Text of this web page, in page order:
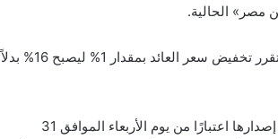
مصر» الحالية.
وفيما يخص شهادة «القمة» الثلاثية ذات العائد الشهري الثابت، فقد تقرر تخفيض سعر العائد بمقدار 1% ليصبح 16% بدلاً
وأشار البنك إلى أن هذه التعديلات تسري على الشهادات التي سيتم إصدارها اعتبارًا من يوم الأربعاء الموافق 31